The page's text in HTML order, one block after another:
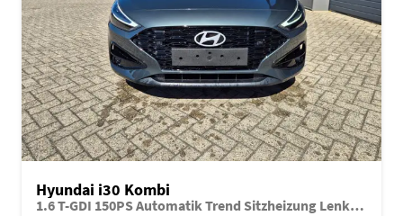
Hyundai i30 Kombi
1.6 T-GDI 150PS Automatik Trend Sitzheizung Lenkradheizung Klimaautomatik PDC v+h Rückf.Kamera Navi Apple CarPlay + Android Auto 16"LM